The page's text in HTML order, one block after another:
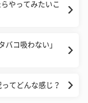
やってみたいこ
バコ吸わない」
てどんな感じ？